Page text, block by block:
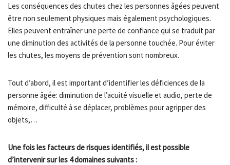
Les conséquences des chutes chez les personnes âgées peuvent
être non seulement physiques mais également psychologiques.
Elles peuvent entraîner une perte de confiance qui se traduit par
une diminution des activités de la personne touchée. Pour éviter
les chutes, les moyens de prévention sont nombreux.
Tout d’abord, il est important d’identifier les déficiences de la
personne âgée: diminution de l’acuité visuelle et audio, perte de
mémoire, difficulté à se déplacer, problèmes pour agripper des
objets,…
Une fois les facteurs de risques identifiés, il est possible
d’intervenir sur les 4 domaines suivants :